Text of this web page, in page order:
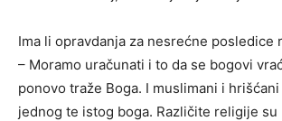
Ima li opravdanja za nesrećne posledice
– Moramo uračunati i to da se bogovi
ponovo traže Boga. I muslimani i
jednog te istog boga. Različite religije su